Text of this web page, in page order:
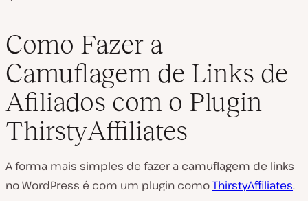
Como Fazer a
Camuflagem de Links de
Afiliados com o Plugin
ThirstyAffiliates
A forma mais simples de fazer a camuflagem de links
no WordPress é com um plugin comoThirstyAffiliates.